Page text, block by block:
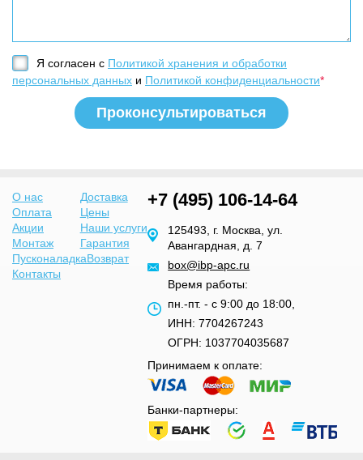
Я согласен с Политикой хранения и обработки
персональных данных и Политикой конфиденциальности*
О нас
Доставка
Оплата
Цены
Акции
Наши услуги
Монтаж
Гарантия
ПусконаладкаВозврат
Контакты
+7 (495) 106-14-64
125493, г. Москва, ул.
Авангардная, д. 7
box@ibp-apc.ru
Время работы:
пн.-пт. - с 9:00 до 18:00,
ИНН: 7704267243
ОГРН: 1037704035687
Принимаем к оплате:
Банки-партнеры: